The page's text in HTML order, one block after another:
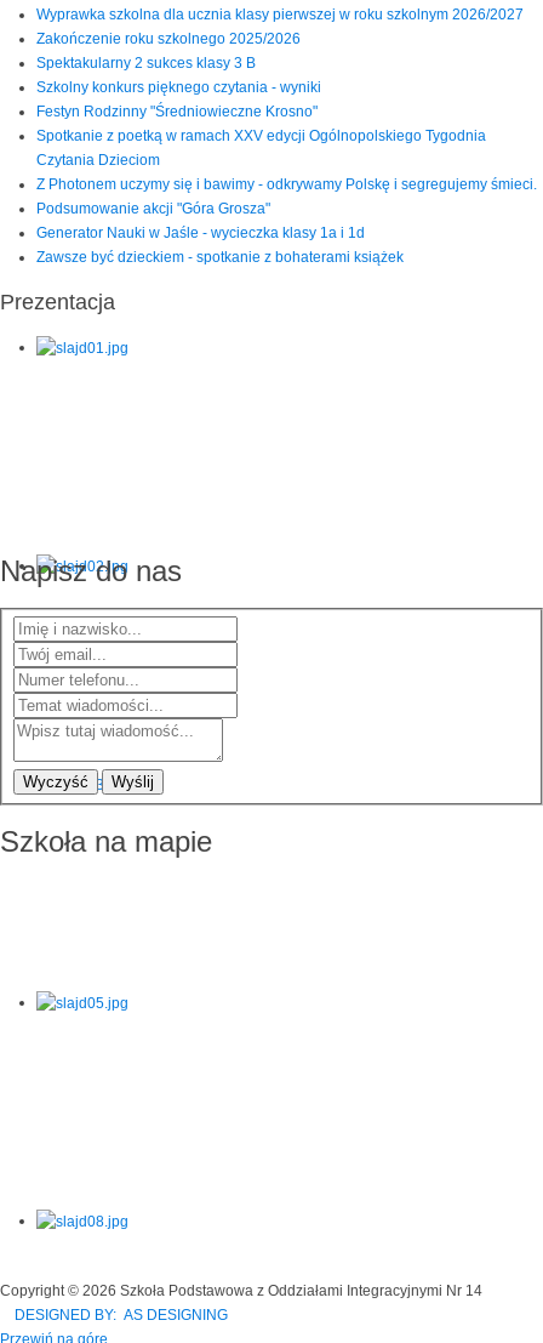
Wyprawka szkolna dla ucznia klasy pierwszej w roku szkolnym 2026/2027
Zakończenie roku szkolnego 2025/2026
Spektakularny 2 sukces klasy 3 B
Szkolny konkurs pięknego czytania - wyniki
Festyn Rodzinny "Średniowieczne Krosno"
Spotkanie z poetką w ramach XXV edycji Ogólnopolskiego Tygodnia
Czytania Dzieciom
Z Photonem uczymy się i bawimy - odkrywamy Polskę i segregujemy śmieci.
Podsumowanie akcji "Góra Grosza"
Generator Nauki w Jaśle - wycieczka klasy 1a i 1d
Zawsze być dzieckiem - spotkanie z bohaterami książek
Prezentacja
Napisz do nas
Wyczyść Wyślij
Szkoła na mapie
Copyright © 2026 Szkoła Podstawowa z Oddziałami Integracyjnymi Nr 14
DESIGNED BY: AS DESIGNING
Przewiń na górę